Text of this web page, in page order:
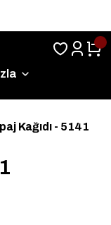
Kağıdı - 5141